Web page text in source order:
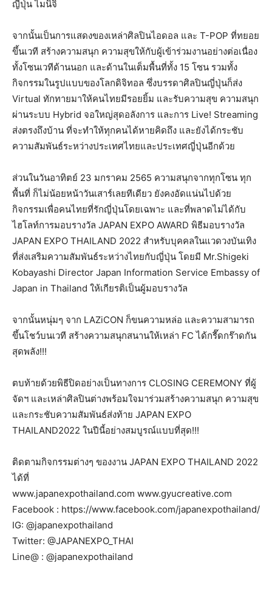
ญี่ปุ่น ไมนิจิ
จากนั้นเป็นการแสดงของเหล่าศิลปินไอดอล และ T-POP ที่ทยอย
ขึ้นเวที สร้างความสนุก ความสุขให้กับผู้เข้าร่วมงานอย่างต่อเนื่อง
ทั้งโซนเวทีด้านนอก และด้านในเต็มพื้นที่ทั้ง 15 โซน รวมทั้ง
กิจกรรมในรูปแบบของโลกดิจิทอล ซึ่งบรรดาศิลปินญี่ปุ่นก็ส่ง
Virtual ทักทายมาให้คนไทยมีรอยยิ้ม และรับความสุข ความสนุก
ผ่านระบบ Hybrid จอใหญ่สุดอลังการ และการ Live! Streaming
ส่งตรงถึงบ้าน ที่จะทำให้ทุกคนได้หายคิดถึง และยังได้กระชับ
ความสัมพันธ์ระหว่างประเทศไทยและประเทศญี่ปุ่นอีกด้วย
ส่วนในวันอาทิตย์ 23 มกราคม 2565 ความสนุกจากทุกโซน ทุก
พื้นที่ ก็ไม่น้อยหน้าวันเสาร์เลยทีเดียว ยังคงอัดแน่นไปด้วย
กิจกรรมเพื่อคนไทยที่รักญี่ปุ่นโดยเฉพาะ และที่พลาดไม่ได้กับ
ไฮโลท์การมอบรางวัล JAPAN EXPO AWARD พิธีมอบรางวัล
JAPAN EXPO THAILAND 2022 สำหรับบุคคลในแวดวงบันเทิง
ที่ส่งเสริมความสัมพันธ์ระหว่างไทยกับญี่ปุ่น โดยมี Mr.Shigeki
Kobayashi Director Japan Information Service Embassy of
Japan in Thailand ให้เกียรติเป็นผู้มอบรางวัล
จากนั้นหนุ่มๆ จาก LAZiCON ก็ขนความหล่อ และความสามารถ
ขึ้นโชว์บนเวที สร้างความสนุกสนานให้เหล่า FC ได้กรี๊ดกร๊าดกัน
สุดพลัง!!!
ตบท้ายด้วยพิธีปิดอย่างเป็นทางการ CLOSING CEREMONY ที่ผู้
จัดฯ และเหล่าศิลปินต่างพร้อมใจมาร่วมสร้างความสนุก ความสุข
และกระชับความสัมพันธ์ส่งท้าย JAPAN EXPO
THAILAND2022 ในปีนี้อย่างสมบูรณ์แบบที่สุด!!!
ติดตามกิจกรรมต่างๆ ของงาน JAPAN EXPO THAILAND 2022
ได้ที่
www.japanexpothailand.com www.gyucreative.com
Facebook : https://www.facebook.com/japanexpothailand/
IG: @japanexpothailand
Twitter: @JAPANEXPO_THAI
Line@ : @japanexpothailand